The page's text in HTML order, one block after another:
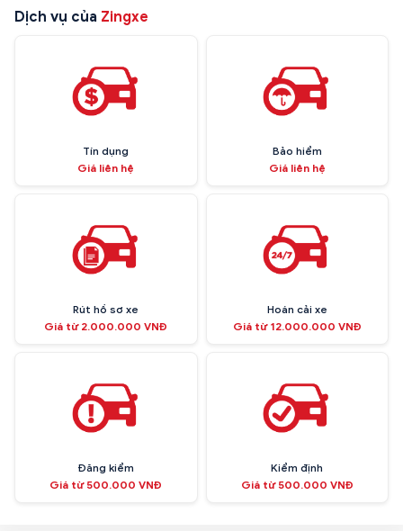
Dịch vụ của Zingxe
Tín dụng
Giá liên hệ
Bảo hiểm
Giá liên hệ
Rút hồ sơ xe
Giá từ 2.000.000 VNĐ
Hoán cải xe
Giá từ 12.000.000 VNĐ
Đăng kiểm
Giá từ 500.000 VNĐ
Kiểm định
Giá từ 500.000 VNĐ